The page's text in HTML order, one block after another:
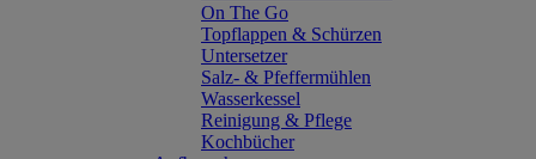
On The Go
Topflappen & Schürzen
Untersetzer
Salz- & Pfeffermühlen
Wasserkessel
Reinigung & Pflege
Kochbücher